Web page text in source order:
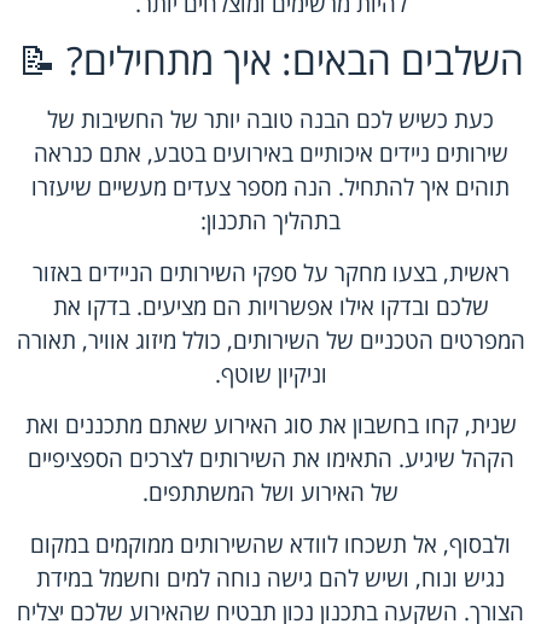
השלבים הבאים: איך מתחילים? 📝
כעת כשיש לכם הבנה טובה יותר של החשיבות של
שירותים ניידים איכותיים באירועים בטבע, אתם כנראה
תוהים איך להתחיל. הנה מספר צעדים מעשיים שיעזרו
בתהליך התכנון:
ראשית, בצעו מחקר על ספקי השירותים הניידים באזור
שלכם ובדקו אילו אפשרויות הם מציעים. בדקו את
המפרטים הטכניים של השירותים, כולל מיזוג אוויר, תאורה
וניקיון שוטף.
שנית, קחו בחשבון את סוג האירוע שאתם מתכננים ואת
הקהל שיגיע. התאימו את השירותים לצרכים הספציפיים
של האירוע ושל המשתתפים.
ולבסוף, אל תשכחו לוודא שהשירותים ממוקמים במקום
נגיש ונוח, ושיש להם גישה נוחה למים וחשמל במידת
הצורך. השקעה בתכנון נכון תבטיח שהאירוע שלכם יצליח